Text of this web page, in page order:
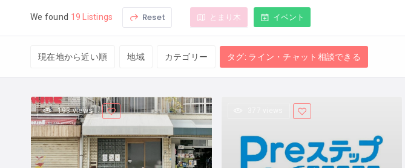
We found 19 Listings Reset とまり木 イベント
現在地から近い順 地域 カテゴリー タグ: ライン・チャット相談できる
193 views